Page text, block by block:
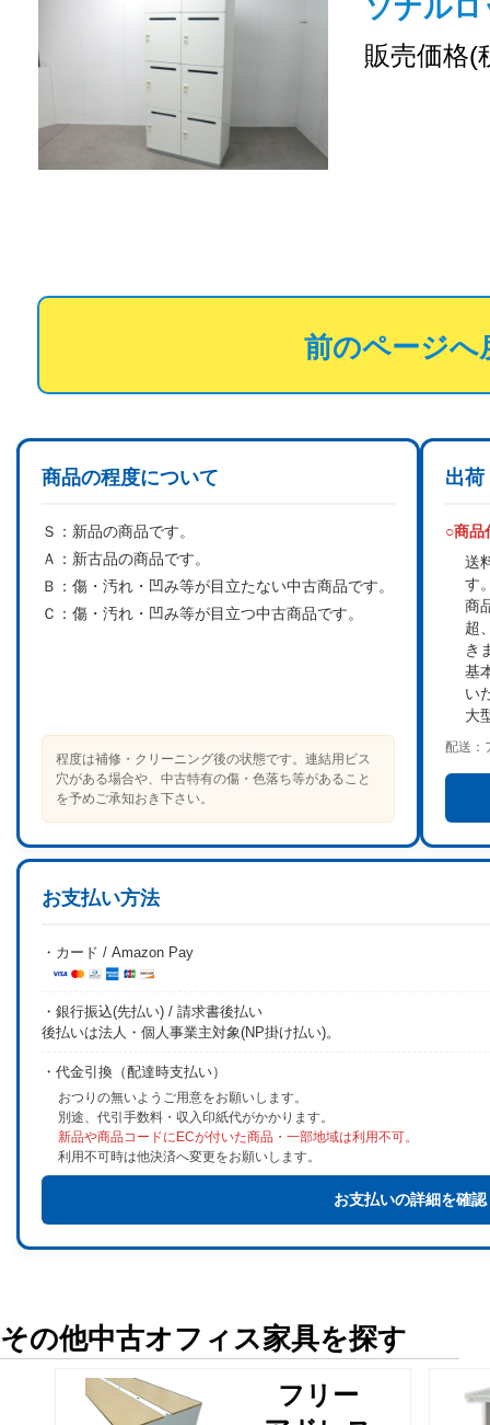
ソナル
販売価格(
前のページへ
商品の程度について
Ｓ： 新品の商品です。
Ａ： 新古品の商品です。
Ｂ： 傷・汚れ・凹み等が目立たない中古商品です。
Ｃ： 傷・汚れ・凹み等が目立つ中古商品です。
程度は補修・クリーニング後の状態です。連結用ビス
穴がある場合や、中古特有の傷・色落ち等があること
を予めご承知おき下さい。
出荷
○商品
送
す
商
超
き
基
い
大
配送：
お支払い方法
・カード / Amazon Pay
・銀行振込(先払い) / 請求書後払い
後払いは法人・個人事業主対象(NP掛け払い)。
・代金引換（配達時支払い）
おつりの無いようご用意をお願いします。
別途、代引手数料・収入印紙代がかかります。
新品や商品コードにECが付いた商品・一部地域は利用不可。
利用不可時は他決済へ変更をお願いします。
お支払いの詳細を確認
その他中古オフィス家具を探す
フリー